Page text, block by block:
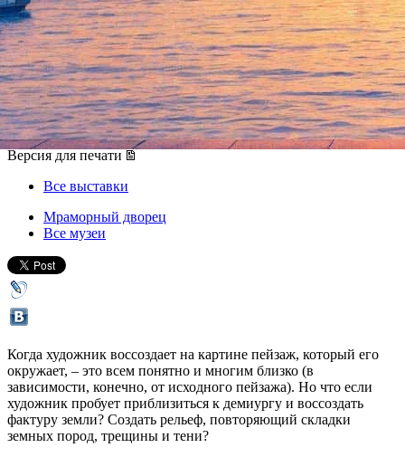
В Мраморном дворце
покажут фактурную
абстракцию
02 марта 2017, четверг,18.00-14 мая 2017, воскресенье
Версия для печати
Все выставки
Мраморный дворец
Все музеи
Когда художник воссоздает на картине пейзаж, который его
окружает, – это всем понятно и многим близко (в
зависимости, конечно, от исходного пейзажа). Но что если
художник пробует приблизиться к демиургу и воссоздать
фактуру земли? Создать рельеф, повторяющий складки
земных пород, трещины и тени?